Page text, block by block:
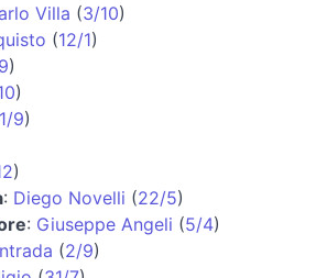
Villa (3/10)
(12/1)
)
)
1/9)
)
: Diego Novelli (22/5)
: Giuseppe Angeli (5/4)
(2/9)